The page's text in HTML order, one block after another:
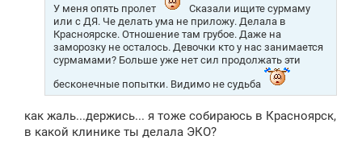
У меня опять пролет
Сказали ищите сурмаму
или с ДЯ. Че делать ума не приложу. Делала в
Красноярске. Отношение там грубое. Даже на
заморозку не осталось. Девочки кто у нас занимается
сурмамами? Больше уже нет сил продолжать эти
бесконечные попытки. Видимо не судьба
как жаль...держись... я тоже собираюсь в Красноярск,
в какой клинике ты делала ЭКО?